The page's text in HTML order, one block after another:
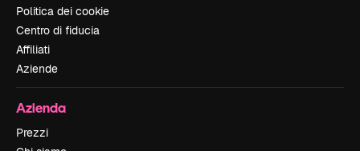
Politica dei cookie
Centro di fiducia
Affiliati
Aziende
Azienda
Prezzi